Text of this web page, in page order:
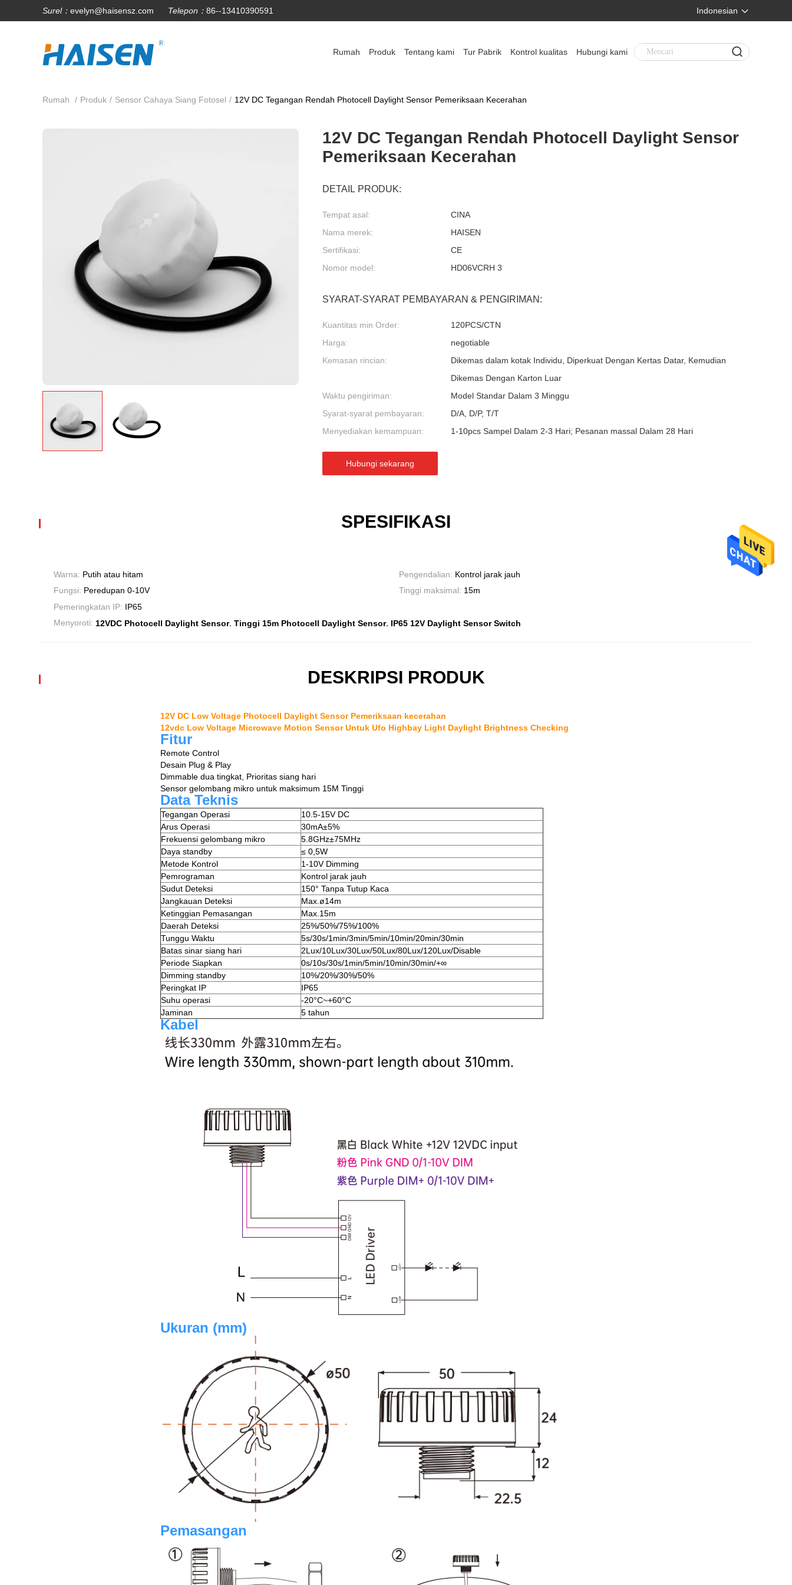
Surel： evelyn@haisensz.com Telepon： 86--13410390591 Indonesian
Rumah Produk Tentang kami Tur Pabrik Kontrol kualitas Hubungi kami
Rumah / Produk / Sensor Cahaya Siang Fotosel / 12V DC Tegangan Rendah Photocell Daylight Sensor Pemeriksaan Kecerahan
12V DC Tegangan Rendah Photocell Daylight Sensor
Pemeriksaan Kecerahan
DETAIL PRODUK:
Tempat asal:
CINA
Nama merek:
HAISEN
Sertifikasi:
CE
Nomor model:
HD06VCRH 3
SYARAT-SYARAT PEMBAYARAN & PENGIRIMAN:
Kuantitas min Order:
120PCS/CTN
Harga:
negotiable
Kemasan rincian:
Dikemas dalam kotak Individu, Diperkuat Dengan Kertas Datar, Kemudian
Dikemas Dengan Karton Luar
Waktu pengiriman:
Model Standar Dalam 3 Minggu
Syarat-syarat pembayaran:
D/A, D/P, T/T
Menyediakan kemampuan:
1-10pcs Sampel Dalam 2-3 Hari; Pesanan massal Dalam 28 Hari
Hubungi sekarang
SPESIFIKASI
Warna: Putih atau hitam Pengendalian: Kontrol jarak jauh
Fungsi: Peredupan 0-10V Tinggi maksimal: 15m
Pemeringkatan IP: IP65
Menyoroti: 12VDC Photocell Daylight Sensor, Tinggi 15m Photocell Daylight Sensor, IP65 12V Daylight Sensor Switch
DESKRIPSI PRODUK
12V DC Low Voltage Photocell Daylight Sensor Pemeriksaan kecerahan
12vdc Low Voltage Microwave Motion Sensor Untuk Ufo Highbay Light Daylight Brightness Checking
Fitur
Remote Control
Desain Plug & Play
Dimmable dua tingkat, Prioritas siang hari
Sensor gelombang mikro untuk maksimum 15M Tinggi
Data Teknis
Tegangan Operasi
10.5-15V DC
Arus Operasi
30mA±5%
Frekuensi gelombang mikro
5.8GHz±75MHz
Daya standby
≤ 0,5W
Metode Kontrol
1-10V Dimming
Pemrograman
Kontrol jarak jauh
Sudut Deteksi
150° Tanpa Tutup Kaca
Jangkauan Deteksi
Max.ø14m
Ketinggian Pemasangan
Max.15m
Daerah Deteksi
25%/50%/75%/100%
Tunggu Waktu
5s/30s/1min/3min/5min/10min/20min/30min
Batas sinar siang hari
2Lux/10Lux/30Lux/50Lux/80Lux/120Lux/Disable
Periode Siapkan
0s/10s/30s/1min/5min/10min/30min/+∞
Dimming standby
10%/20%/30%/50%
Peringkat IP
IP65
Suhu operasi
-20°C~+60°C
Jaminan
5 tahun
Kabel
Ukuran (mm)
Pemasangan